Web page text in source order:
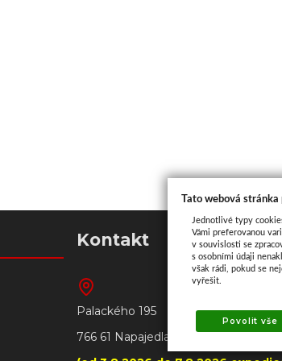
Kontakt
Palackého 195
766 61 Napajedla
Tato webová stránka
Jednotlivé typy
Vámi preferovanou
v souvislosti se
s osobními údaji
však rádi, pokud se
vyřešit.
Povolit vše